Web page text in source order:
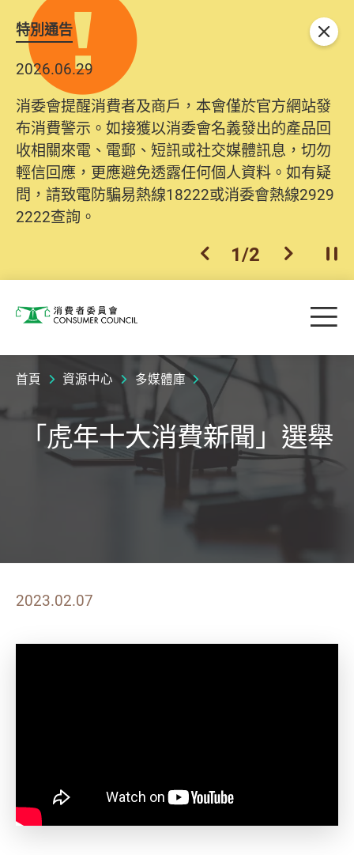
特別通告
2026.06.29
消委會提醒消費者及商戶，本會僅於官方網站發
布消費警示。如接獲以消委會名義發出的產品回
收相關來電、電郵、短訊或社交媒體訊息，切勿
輕信回應，更應避免透露任何個人資料。如有疑
問，請致電防騙易熱線18222或消委會熱線2929
2222查詢。
上一個
1/2 下一個開
關閉
消費者委員會 目
首頁 資源中心 多媒體庫
「虎年十大消費新聞」選舉
2023.02.07